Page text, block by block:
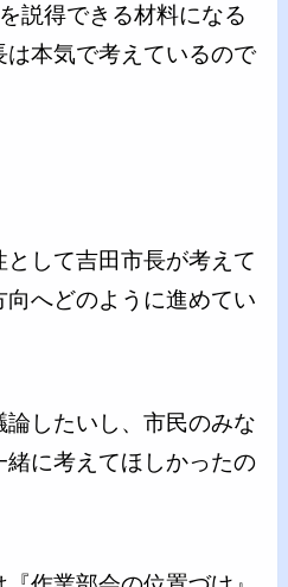
説得できる材料になる
は本気で考えているので
として吉田市長が考えて
へどのように進めてい
したいし、市民のみな
緒に考えてほしかったの